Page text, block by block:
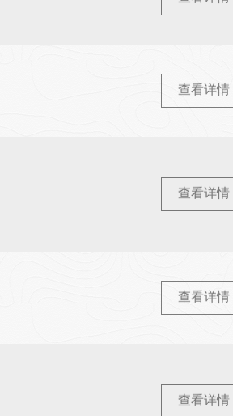
查看详情
查看详情
查看详情
查看详情